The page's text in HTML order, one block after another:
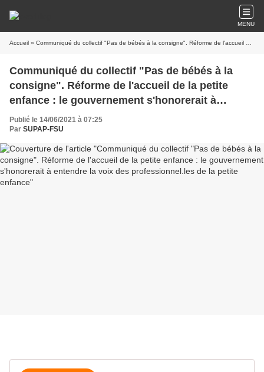
MENU
Accueil » Communiqué du collectif "Pas de bébés à la consigne". Réforme de l'accueil de la petite enfance : le gouvernement s'honorerait à entendre la voix des professionnel.les de la petite enfance
Communiqué du collectif "Pas de bébés à la
consigne". Réforme de l'accueil de la petite
enfance : le gouvernement s'honorerait à
entendre la voix des professionnel.les de la
petite enfance
Publié le 14/06/2021 à 07:25
Par SUPAP-FSU